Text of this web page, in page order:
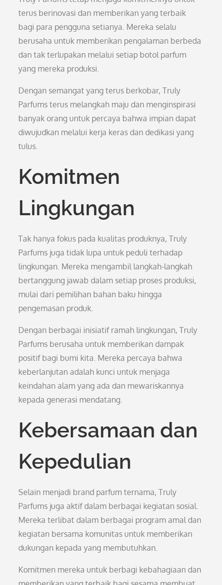
terus berinovasi dan memberikan yang terbaik
bagi para pengguna setianya. Mereka selalu
berusaha untuk memberikan pengalaman berbeda
dan tak terlupakan melalui setiap botol parfum
yang mereka produksi.
Dengan semangat yang terus berkobar, Truly
Parfums terus melangkah maju dan menginspirasi
banyak orang untuk percaya bahwa impian dapat
diwujudkan melalui kerja keras dan dedikasi yang
tulus.
Komitmen
Lingkungan
Tak hanya fokus pada kualitas produknya, Truly
Parfums juga tidak lupa untuk peduli terhadap
lingkungan. Mereka mengambil langkah-langkah
bertanggung jawab dalam setiap proses produksi,
mulai dari pemilihan bahan baku hingga
pengemasan produk.
Dengan berbagai inisiatif ramah lingkungan, Truly
Parfums berusaha untuk memberikan dampak
positif bagi bumi kita. Mereka percaya bahwa
keberlanjutan adalah kunci untuk menjaga
keindahan alam yang ada dan mewariskannya
kepada generasi mendatang.
Kebersamaan dan
Kepedulian
Selain menjadi brand parfum ternama, Truly
Parfums juga aktif dalam berbagai kegiatan sosial.
Mereka terlibat dalam berbagai program amal dan
kegiatan bersama komunitas untuk memberikan
dukungan kepada yang membutuhkan.
Komitmen mereka untuk berbagi kebahagiaan dan